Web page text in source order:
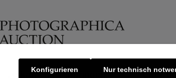
Verkaufen | Einbringen Über
Nur technisch
Konfigurieren